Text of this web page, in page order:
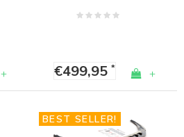
+ €499,95* +
BEST SELLER!